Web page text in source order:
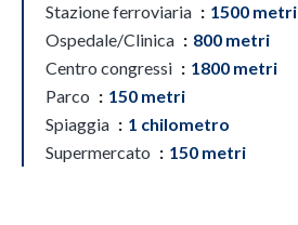
Stazione ferroviaria
1500 metri
Ospedale/Clinica
800 metri
Centro congressi
1800 metri
Parco
150 metri
Spiaggia
1 chilometro
Supermercato
150 metri